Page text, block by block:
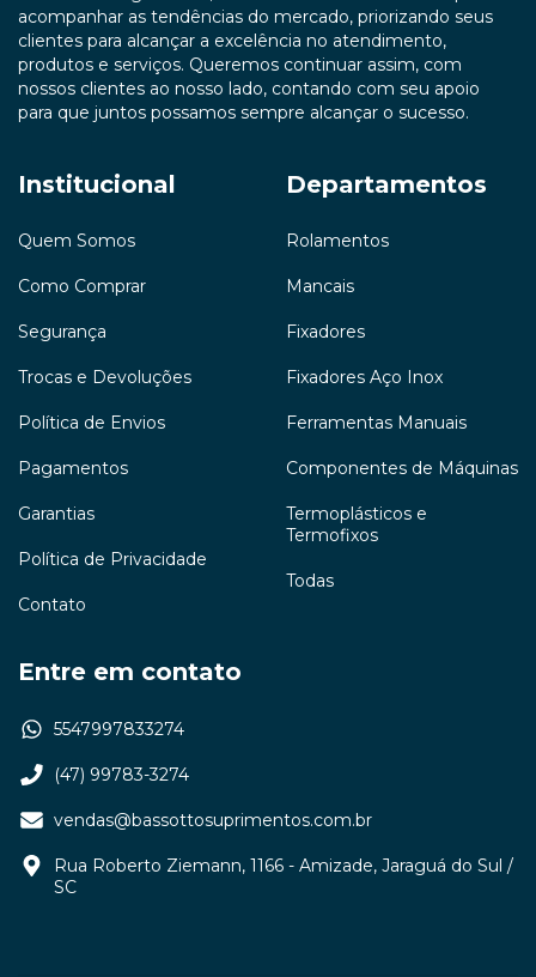
acompanhar as tendências do mercado, priorizando seus
clientes para alcançar a excelência no atendimento,
produtos e serviços. Queremos continuar assim, com
nossos clientes ao nosso lado, contando com seu apoio
para que juntos possamos sempre alcançar o sucesso.
Institucional
Quem Somos
Como Comprar
Segurança
Trocas e Devoluções
Política de Envios
Pagamentos
Garantias
Política de Privacidade
Contato
Departamentos
Rolamentos
Mancais
Fixadores
Fixadores Aço Inox
Ferramentas Manuais
Componentes de Máquinas
Termoplásticos e
Termofixos
Todas
Entre em contato
5547997833274
(47) 99783-3274
vendas@bassottosuprimentos.com.br
Rua Roberto Ziemann, 1166 - Amizade, Jaraguá do Sul /
SC